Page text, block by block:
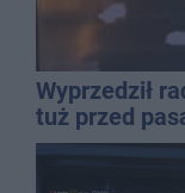
Wyprzedził
tuż przed